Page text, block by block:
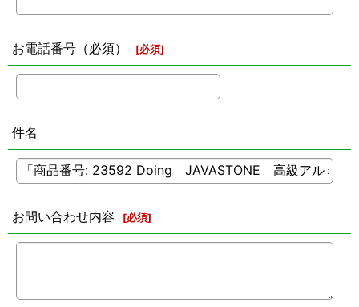
お電話番号（必須） [必須]
件名
お問い合わせ内容 [必須]